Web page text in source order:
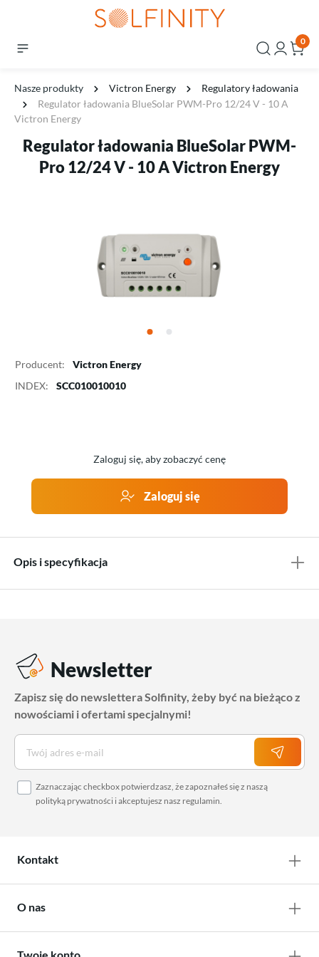
0
Nasze produkty Victron Energy
Regulatory ładowania
Regulator ładowania BlueSolar PWM-Pro 12/24 V - 10 A
Victron Energy
Regulator ładowania BlueSolar PWM-
Pro 12/24 V - 10 A Victron Energy
Producent:
Victron Energy
INDEX:
SCC010010010
Zaloguj się, aby zobaczyć cenę
Zaloguj się
Opis i specyfikacja
Newsletter
Zapisz się do newslettera Solfinity, żeby być na bieżąco z
nowościami i ofertami specjalnymi!
Zaznaczając checkbox potwierdzasz, że zapoznałeś się z naszą
polityką prywatności i akceptujesz nasz regulamin.
Kontakt
O nas